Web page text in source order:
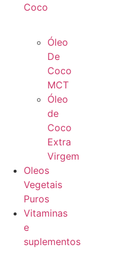
Coco
Óleo
De
Coco
MCT
Óleo
de
Coco
Extra
Virgem
Oleos
Vegetais
Puros
Vitaminas
e
suplementos